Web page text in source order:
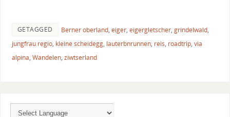
GETAGGED Berner oberland, eiger, eigergletscher, grindelwald,
jungfrau regio, kleine scheidegg, lauterbnrunnen, reis, roadtrip, via
alpina, Wandelen, ziwtserland